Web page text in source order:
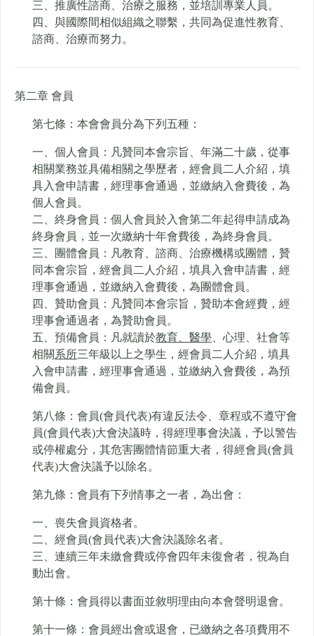
三、推廣性諮商、治療之服務，並培訓專業人員。
四、與國際間相似組織之聯繫，共同為促進性教育、
諮商、治療而努力。
第二章 會員
第七條：本會會員分為下列五種：
一、個人會員：凡贊同本會宗旨、年滿二十歲，從事
相關業務並具備相關之學歷者，經會員二人介紹，填
具入會申請書，經理事會通過，並繳納入會費後，為
個人會員。
二、終身會員：個人會員於入會第二年起得申請成為
終身會員，並一次繳納十年會費後，為終身會員。
三、團體會員：凡教育、諮商、治療機構或團體，贊
同本會宗旨，經會員二人介紹，填具入會申請書，經
理事會通過，並繳納入會費後，為團體會員。
四、贊助會員：凡贊同本會宗旨，贊助本會經費，經
理事會通過者，為贊助會員。
五、預備會員：凡就讀於教育、醫學 、心理、社會等
相關系所三年級以上之學生，經會員二人介紹，填具
入會申請書，經理事會通過，並繳納入會費後，為預
備會員。
第八條：會員(會員代表)有違反法令、章程或不遵守會
員(會員代表)大會決議時，得經理事會決議，予以警告
或停權處分，其危害團體情節重大者，得經會員(會員
代表)大會決議予以除名。
第九條：會員有下列情事之一者，為出會：
一、喪失會員資格者。
二、經會員(會員代表)大會決議除名者。
三、連續三年未繳會費或停會四年未復會者，視為自
動出會。
第十條：會員得以書面並敘明理由向本會聲明退會。
第十一條：會員經出會或退會，已繳納之各項費用不